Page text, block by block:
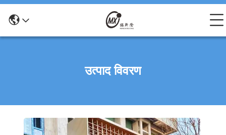
उत्पाद विवरण